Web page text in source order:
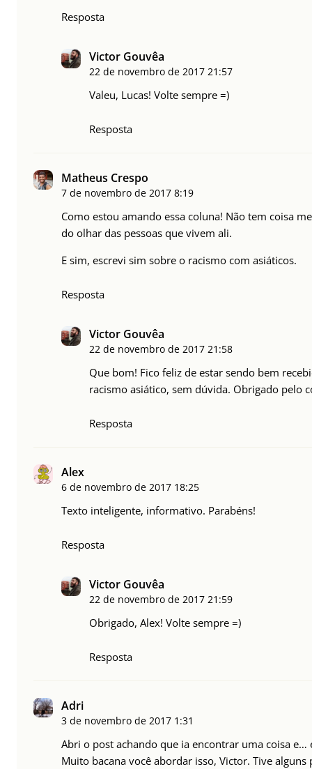
Resposta
Victor Gouvêa
22 de novembro de 2017 21:57
Valeu, Lucas! Volte sempre =)
Resposta
Matheus Crespo
7 de novembro de 2017 8:19
Como estou amando essa coluna! Não tem coisa
do olhar das pessoas que vivem ali.
E sim, escrevi sim sobre o racismo com asiáticos.
Resposta
Victor Gouvêa
22 de novembro de 2017 21:58
Que bom! Fico feliz de estar sendo bem
racismo asiático, sem dúvida. Obrigado pelo
Resposta
Alex
6 de novembro de 2017 18:25
Texto inteligente, informativo. Parabéns!
Resposta
Victor Gouvêa
22 de novembro de 2017 21:59
Obrigado, Alex! Volte sempre =)
Resposta
Adri
3 de novembro de 2017 1:31
Abri o post achando que ia encontrar uma coisa
Muito bacana você abordar isso, Victor. Tive